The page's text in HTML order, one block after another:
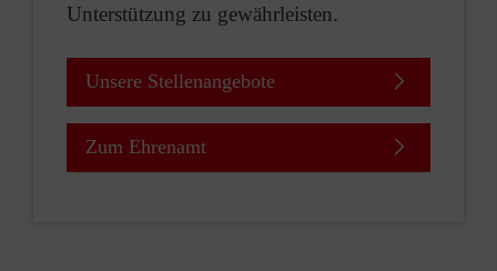
Unterstützung zu gewährleisten.
Unsere Stellenangebote
Zum Ehrenamt